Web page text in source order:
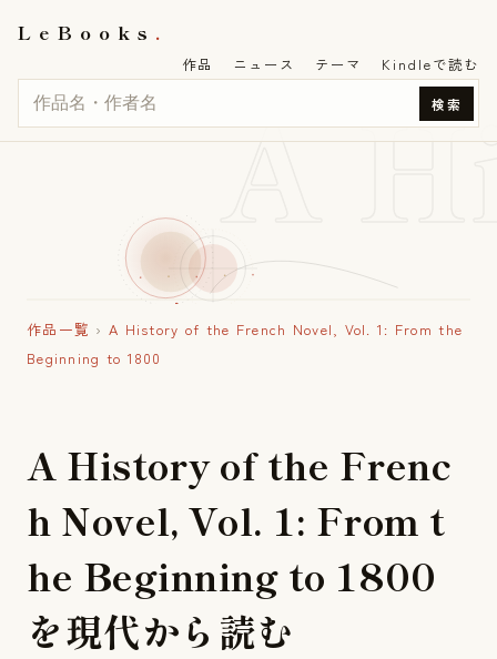
LeBooks
検索
作品 ニュース テーマ Kindleで読む
A
作品一覧 › A History of the French Novel, Vol. 1: From the
Beginning to 1800
A Historyof the Frenc
h Novel, Vol. 1: From t
he Beginning to 1800
を現代から 読む